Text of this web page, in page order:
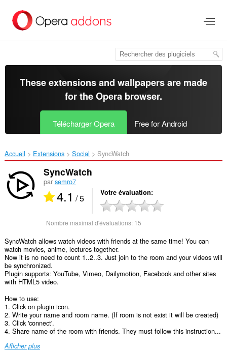
contenu
These extensions and wallpapers are made
for theOpera browser.
Télécharger Opera Free for Android
Accueil Extensions Social SyncWatch‎
SyncWatch
par semro7
4.1 / 5 Votre évaluation
Nombre maximal d'évaluations: 15
SyncWatch allows watch videos with friends at the same time! You can
watch movies, anime, lectures together.
Now it is no need to count 1..2..3. Just join to the room and your videos will
be synchronized.
Plugin supports: YouTube, Vimeo, Dailymotion, Facebook and other sites
with HTML5 video.
How to use:
1. Click on plugin icon.
2. Write your name and room name. (If room is not exist it will be created)
3. Click 'connect'.
4. Share name of the room with friends. They must follow this instruction...
Afficher plus